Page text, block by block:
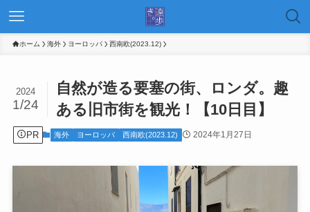
ホーム 海外 ヨーロッパ 西南欧(2023.12)
自然が造る要塞の街、ロンダ。趣
ある旧市街を観光！【10日目】
2024
1/24
PR 海外 ヨーロッパ 西南欧(2023.12) 2024年1月27日